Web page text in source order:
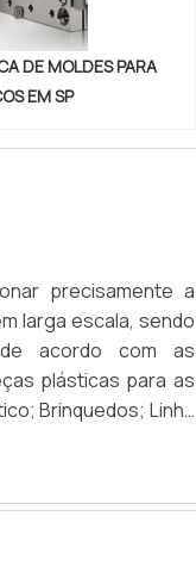
DE MOLDES PARA
EM SP
precisamente a
larga escala, sendo
acordo com as
plásticas para as
Brinquedos; Linha
tamanhos,
para .